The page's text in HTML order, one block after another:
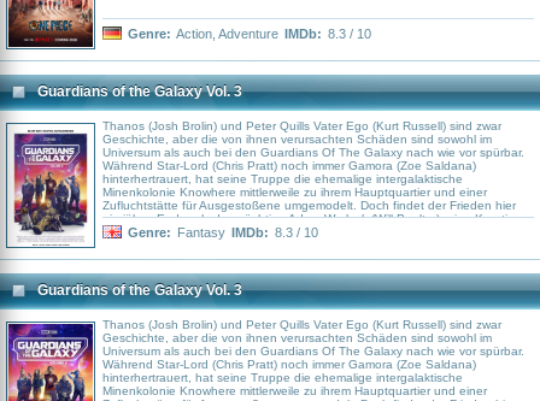
Genre: Action Adventure IMDb: 8.3 / 10
Guardians of the Galaxy Vol. 3
Thanos (Josh Brolin) und Peter Quills Vater Ego (Kurt Russell) sind zwar
Geschichte, aber die von ihnen verursachten Schäden sind sowohl im
Universum als auch bei den Guardians Of The Galaxy nach wie vor spürbar.
Während Star-Lord (Chris Pratt) noch immer Gamora (Zoe Saldana)
hinterhertrauert, hat seine Truppe die ehemalige intergalaktische
Minenkolonie Knowhere mittlerweile zu ihrem Hauptquartier und einer
Zufluchtstätte für Ausgestoßene umgemodelt. Doch findet der Frieden hier
ein jähes Ende, als der mächtige Adam Warlock (Will Poulter), eine Kreation
der rachsüchtigen Sovereign-Hohepriesterin Ayesha (Elizabeth Debicki),
Drax (Dave Bautista), Groot (Stimme im Original: Vin Diesel) und Co.
daraufhin auf eine kosmische Odyssee, die eng mit der traumatischen
Vergangenheit von Rocket (Bradley Cooper) verknüpft ist, welcher einst vom
nach Perfektion strebenden High Evolutionary (Chukwudi Iwuji) erschaffen
wurde...
Genre: Fantasy IMDb: 8.3 / 10
Guardians of the Galaxy Vol. 3
Thanos (Josh Brolin) und Peter Quills Vater Ego (Kurt Russell) sind zwar
Geschichte, aber die von ihnen verursachten Schäden sind sowohl im
Universum als auch bei den Guardians Of The Galaxy nach wie vor spürbar.
Während Star-Lord (Chris Pratt) noch immer Gamora (Zoe Saldana)
hinterhertrauert, hat seine Truppe die ehemalige intergalaktische
Minenkolonie Knowhere mittlerweile zu ihrem Hauptquartier und einer